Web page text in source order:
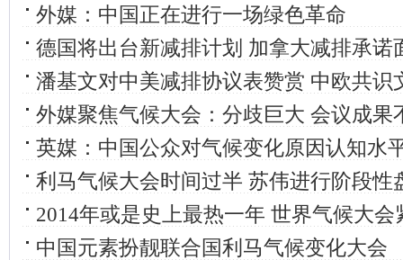
外媒：中国正在进行一场绿色革命
德国将出台新减排计划 加拿大减排承诺
潘基文对中美减排协议表赞赏 中欧共识
外媒聚焦气候大会：分歧巨大 会议成果
英媒：中国公众对气候变化原因认知水
利马气候大会时间过半 苏伟进行阶段性
2014年或是史上最热一年 世界气候大会
中国元素扮靓联合国利马气候变化大会